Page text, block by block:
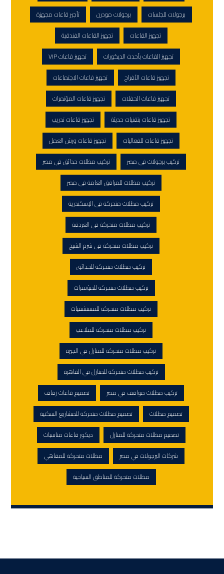
برجولات للجلسات
برجولات مودرن
تأجير قاعات مجهزة
تجهيز القاعات
تجهيز القاعات الفندقية
تجهيز القاعات بأحدث الديكورات
تجهيز قاعات VIP
تجهيز قاعات الأفراح
تجهيز قاعات الاجتماعات
تجهيز قاعات الحفلات
تجهيز قاعات المؤتمرات
تجهيز قاعات بتقنيات حديثة
تجهيز قاعات تدريب
تجهيز قاعات للفعاليات
تجهيز قاعات ورش العمل
تركيب برجولات في مصر
تركيب مظلات حدائق في مصر
تركيب مظلات للمرافق العامة في مصر
تركيب مظلات متحركة في الإسكندرية
تركيب مظلات متحركة في الغردقة
تركيب مظلات متحركة في شرم الشيخ
تركيب مظلات متحركة للحدائق
تركيب مظلات متحركة للمؤتمرات
تركيب مظلات متحركة للمستشفيات
تركيب مظلات متحركة للملاعب
تركيب مظلات متحركة للمنازل في الجيزة
تركيب مظلات متحركة للمنازل في القاهرة
تركيب مظلات مواقف في مصر
تصميم قاعات زفاف
تصميم مظلات
تصميم مظلات متحركة للمشاريع السكنية
تصميم مظلات متحركة للمنازل
ديكور قاعات مناسبات
شركات البرجولات في مصر
مظلات متحركة للمقاهي
مظلات متحركة للمناطق السياحية